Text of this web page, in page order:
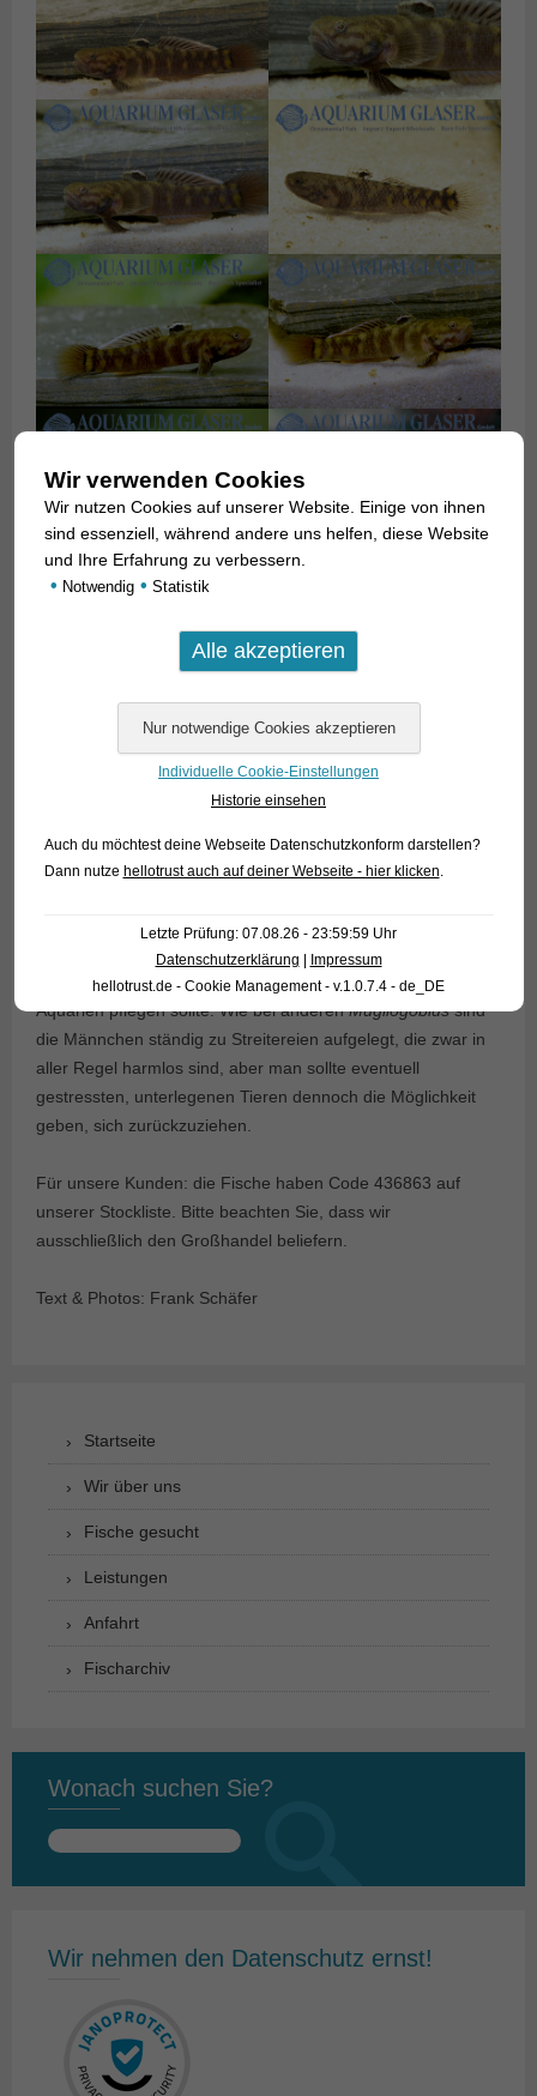
Mugilogobius mertoniwird ungefähr 6 cm lang, Männchen
Brackwasser und können sogar im Meer gefunden werden,
doch gibt es auch Nachweise aus reinem Süßwasser. Es
unterschiedlichem Salzgehalt gut klarkommt. Wichtig ist bei
solchen Fischen im Aquarium, dass der pH-Wert nicht zu
niedrig ist, meist zeigen sie bei pH-Werten unter 8
Unwohlsein. Das gesamte Verbreitungsgebiet umfasst den
indo-pazifischen Raum von Südafrika und den Seychellen bis
nach Japan, Pakistan, den indo-malaiischen Archipel, Neu
Santa-Cruz-Inseln. Unsere Tiere stammen aus Indonesien.
Es sind sehr attraktive Fische, die man in versteckreichen
Aquarien pflegen sollte. Wie bei anderenMugilogobiussind
die Männchen ständig zu Streitereien aufgelegt, die zwar in
aller Regel harmlos sind, aber man sollte eventuell
gestressten, unterlegenen Tieren dennoch die Möglichkeit
geben, sich zurückzuziehen.
Für unsere Kunden: die Fische haben Code 436863 auf
unserer Stockliste. Bitte beachten Sie, dass wir
ausschließlich den Großhandel beliefern.
Text & Photos: Frank Schäfer
Startseite
Wir über uns
Fische gesucht
Leistungen
Anfahrt
Fischarchiv
Wonach suchen Sie?
Suchen
Wir nehmen den Datenschutz ernst!
Wir verwenden Cookies
Wir nutzen Cookies auf unserer Website. Einige von ihnen
sind essenziell, während andere uns helfen, diese Website
und Ihre Erfahrung zu verbessern.
• Notwendig • Statistik
Individuelle Cookie-Einstellungen
Historie einsehen
Auch du möchtest deine Webseite Datenschutzkonform darstellen?
Dann nutze hellotrust auch auf deiner Webseite - hier klicken.
Letzte Prüfung: 07.08.26 - 23:59:59 Uhr
Datenschutzerklärung
Impressum
hellotrust.de - Cookie Management - v.1.0.7.4 - de_DE